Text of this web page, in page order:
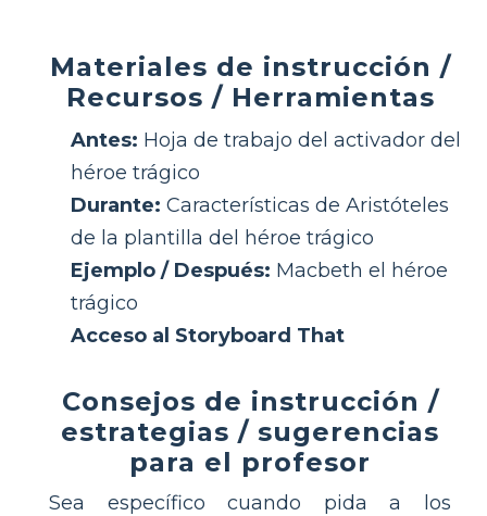
Materiales de instrucción /
Recursos / Herramientas
Antes: Hoja de trabajo del activador del
héroe trágico
Durante: Características de Aristóteles
de la plantilla del héroe trágico
Ejemplo / Después: Macbeth el héroe
trágico
Acceso al Storyboard That
Consejos de instrucción /
estrategias / sugerencias
para el profesor
Sea específico cuando pida a los